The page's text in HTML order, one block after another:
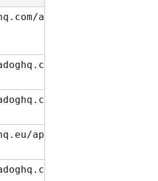
api/unstable/mcp-
api/unstable/mcp-
api/unstable/mcp-
api/unstable/mcp-
api/unstable/mcp-